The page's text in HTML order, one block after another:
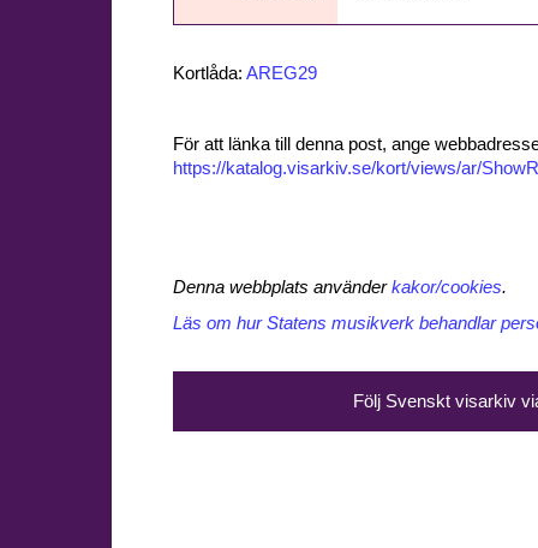
Kortlåda: AREG29
För att länka till denna post, ange
https://katalog.visarkiv.se/kort/views/ar/
Denna webbplats använderkakor/cookies.
Läs om hur Statens musikverk behandlar
Följ Svenskt visarkiv